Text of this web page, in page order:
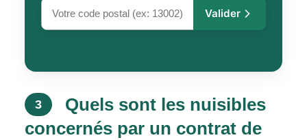
Valider
3
Quels sont les nuisibles
concernés par un contrat de